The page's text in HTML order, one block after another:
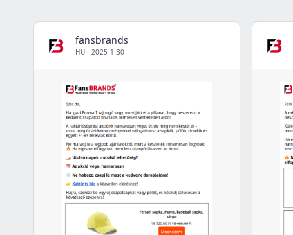
fansbrands
HU · 2025-1-30